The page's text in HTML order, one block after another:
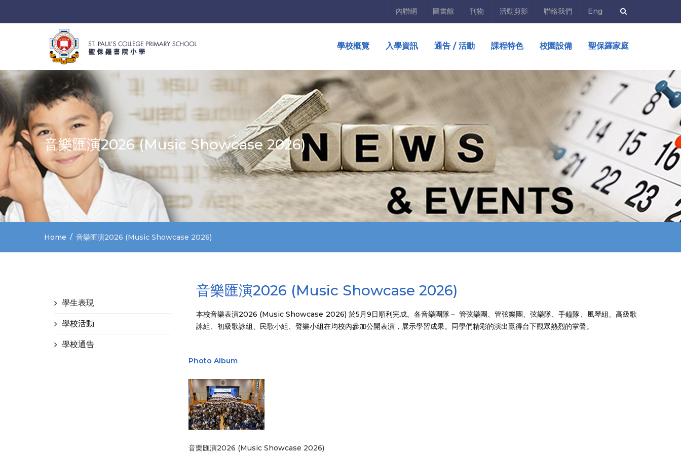
內聯網 圖書館 刊物 活動剪影 聯絡我們 Eng
學校概覽 入學資訊 通告 / 活動 課程特色 校園設備 聖保羅家庭
音樂匯演2026 (Music Showcase 2026)
Home 音樂匯演2026 (Music Showcase 2026)
學生表現
學校活動
學校通告
音樂匯演2026 (Music Showcase 2026)
本校音樂表演2026 (Music Showcase 2026) 於5月9日順利完成。各音樂團隊－ 管弦樂團、管弦樂團、弦樂隊、手鐘隊、風琴組、高級歌
詠組、初級歌詠組、民歌小組、聲樂小組在均校內參加公開表演，展示學習成果。同學們精彩的演出贏得台下觀眾熱烈的掌聲。
Photo Album
音樂匯演2026 (Music Showcase 2026)